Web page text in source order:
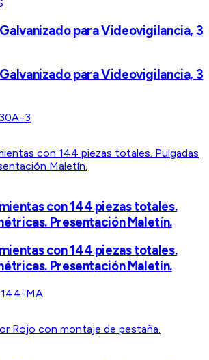
para Videovigilancia, 3
para Videovigilancia, 3
3
con 144 piezas totales.
Presentación Maletín.
con 144 piezas totales.
Presentación Maletín.
144-MA